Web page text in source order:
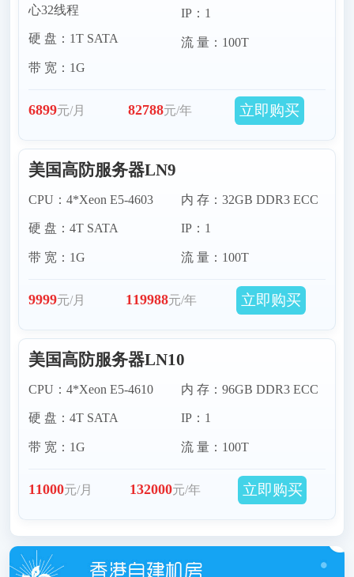
心32线程
硬 盘：1T SATA
带 宽：1G
IP：1
流 量：100T
6899元/月 82788元/年 立即购买
美国高防服务器LN9
CPU：4*Xeon E5-4603
硬 盘：4T SATA
带 宽：1G
内 存：32GB DDR3 ECC
IP：1
流 量：100T
9999元/月 119988元/年 立即购买
美国高防服务器LN10
CPU：4*Xeon E5-4610
硬 盘：4T SATA
带 宽：1G
内 存：96GB DDR3 ECC
IP：1
流 量：100T
11000元/月 132000元/年 立即购买